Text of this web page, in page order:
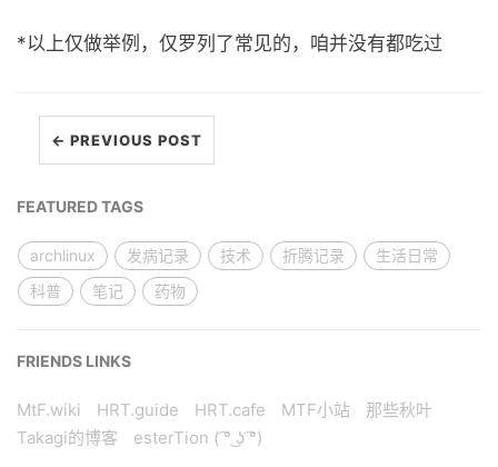
*以上仅做举例，仅罗列了常见的，咱并没有都吃过
← PREVIOUS POST
FEATURED TAGS
archlinux 发病记录 技术 折腾记录
生活日常
科普
笔记 药物
FRIENDS LINKS
MtF.wiki HRT.guide HRT.cafe MTF小站
那些秋叶
Takagi的博客
esterTion ( ͡° ͜ʖ ͡°)